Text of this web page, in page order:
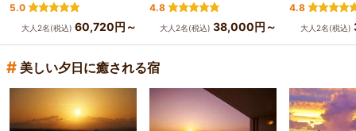
5.0
大人2名(税込) 60,720円～
4.8
大人2名(税込) 38,000円～
4.8
大人2名(税込)
# 美しい夕日に癒される宿